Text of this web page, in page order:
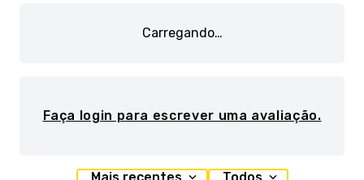
Carregando…
Faça login para escrever uma avaliação.